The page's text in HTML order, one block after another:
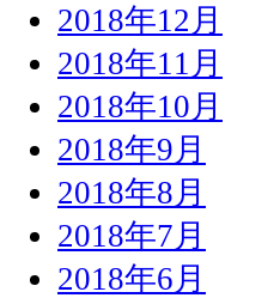
2018年12月
2018年11月
2018年10月
2018年9月
2018年8月
2018年7月
2018年6月